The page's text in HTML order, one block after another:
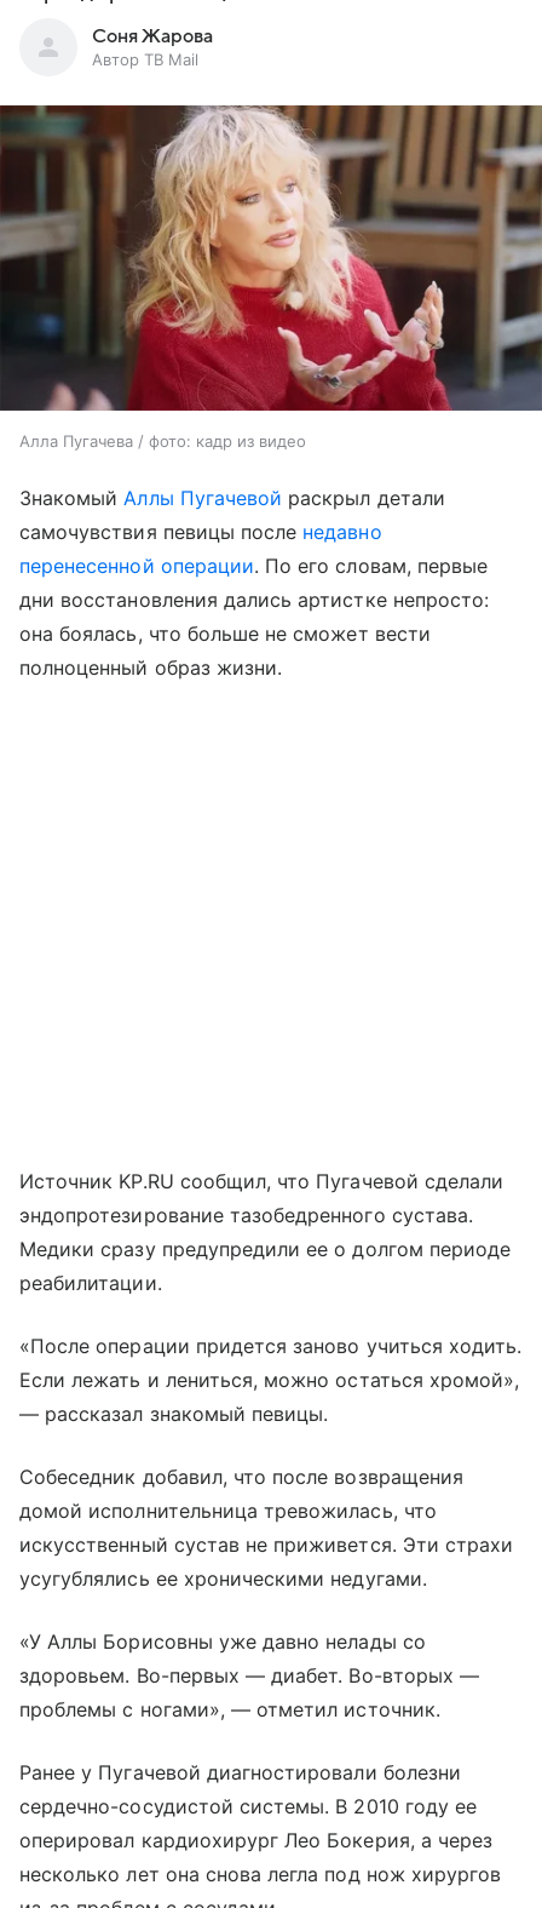
Соня Жарова
Автор ТВ Mail
Алла Пугачева / фото: кадр из видео
ЗнакомыйАллы Пугачевой раскрыл детали
самочувствия певицы после недавно
перенесенной операции. По его словам, первые
дни восстановления дались артистке непросто:
она боялась, что больше не сможет вести
полноценный образ жизни.
Источник KP.RU сообщил, что Пугачевой сделали
эндопротезирование тазобедренного сустава.
Медики сразу предупредили ее о долгом периоде
реабилитации.
«После операции придется заново учиться ходить.
Если лежать и лениться, можно остаться хромой»,
— рассказал знакомый певицы.
Собеседник добавил, что после возвращения
домой исполнительница тревожилась, что
искусственный сустав не приживется. Эти страхи
усугублялись ее хроническими недугами.
«У Аллы Борисовны уже давно нелады со
здоровьем. Во-первых — диабет. Во-вторых —
проблемы с ногами», — отметил источник.
Ранее у Пугачевой диагностировали болезни
сердечно-сосудистой системы. В 2010 году ее
оперировал кардиохирург Лео Бокерия, а через
несколько лет она снова легла под нож хирургов